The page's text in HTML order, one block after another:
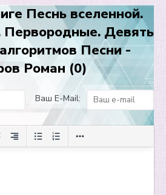
Песнь вселенной.
Первородные. Девять
Песни -
Роман (0)
Ваш E-Mail: